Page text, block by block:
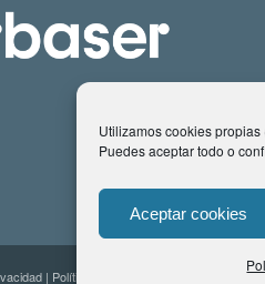
Utilizamos cookies
Puedes aceptar todo o
Aceptar cookies
| Política de Cookies | Contacto: